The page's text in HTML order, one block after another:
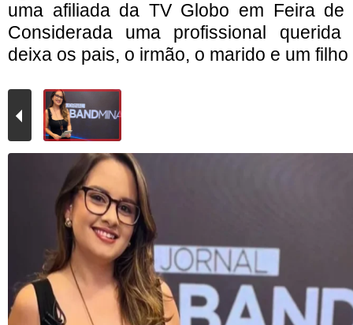
uma afiliada da TV Globo em Feira de
Considerada uma profissional
deixa os pais, o irmão, o marido e um